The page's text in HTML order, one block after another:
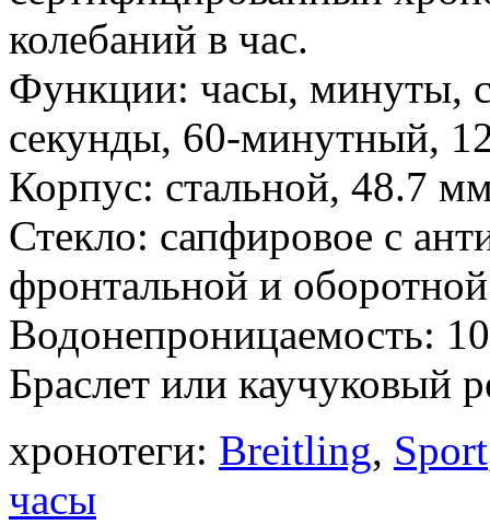
колебаний в час.
Функции: часы, минуты,
секунды, 60-минутный,
Корпус: стальной, 48.7
Стекло: сапфировое с
фронтальной и
Водонепроницаемость:
Браслет или каучуковый
хронотеги: Breitling, Sport
часы